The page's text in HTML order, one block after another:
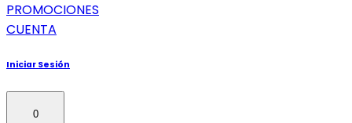
PROMOCIONES
CUENTA
Iniciar Sesión
0